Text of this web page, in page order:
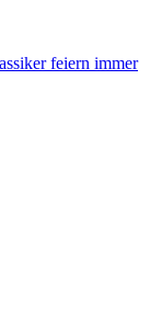
feiern immer